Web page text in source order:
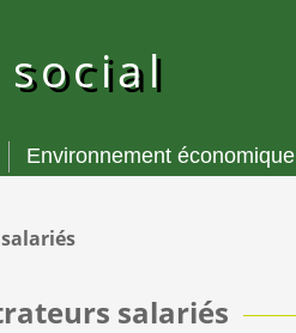
Environnement économique
salariés